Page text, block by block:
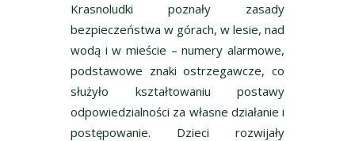
Krasnoludki poznały zasady
bezpieczeństwa w górach, w lesie, nad
wodą i w mieście – numery alarmowe,
podstawowe znaki ostrzegawcze, co
służyło kształtowaniu postawy
odpowiedzialności za własne działanie i
postępowanie. Dzieci rozwijały